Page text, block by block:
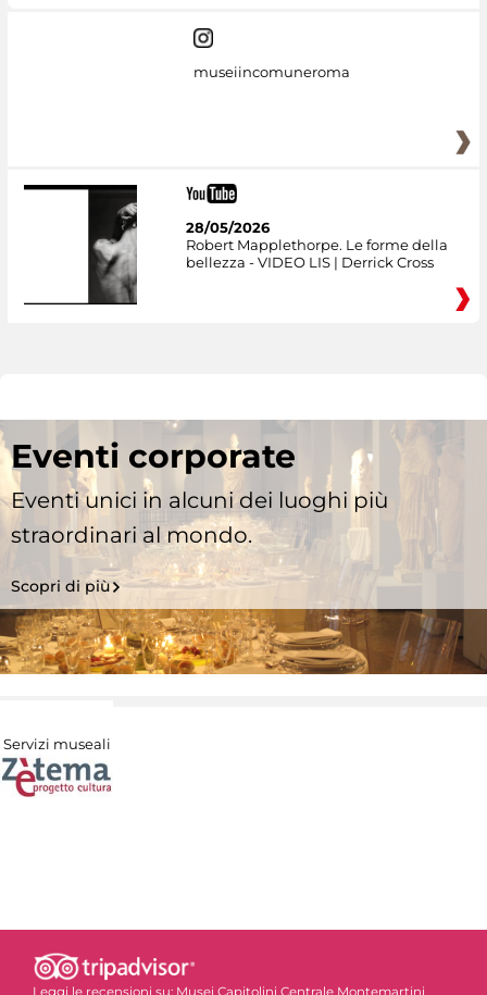
museiincomuneroma
28/05/2026
Robert Mapplethorpe. Le forme della
bellezza - VIDEO LIS | Derrick Cross
Eventi corporate
Eventi unici in alcuni dei luoghi più
straordinari al mondo.
Scopri di più
Servizi museali
Leggi le recensioni su: Musei Capitolini Centrale Montemartini